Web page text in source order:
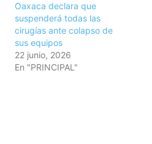
Oaxaca declara que
suspenderá todas las
cirugías ante colapso de
sus equipos
22 junio, 2026
En "PRINCIPAL"